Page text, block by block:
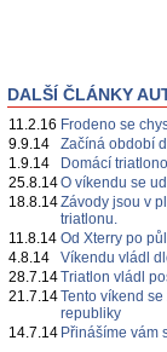
DALŠÍ ČLÁNKY
11.2.16 Frodeno se
9.9.14
Začíná období
1.9.14
Domácí
25.8.14O víkendu se
18.8.14Závody jsou v
triatlonu.
11.8.14 Od Xterry po
4.8.14
Víkendu vládl
28.7.14Triatlon vládl
21.7.14Tento víkend
republiky
14.7.14 Přinášíme vám